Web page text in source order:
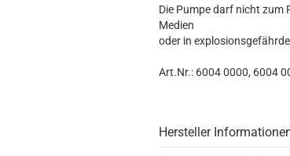
Die Pumpe darf nicht zum
Medien
oder in
Art.Nr.: 6004 0000, 6004
Hersteller